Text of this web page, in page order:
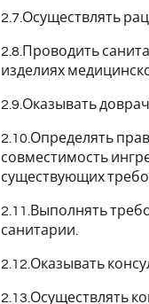
2.7.Осуществлять
2.8.Проводить
изделиях
2.9.Оказывать
2.10.Определять
совместимость
существующих
2.11.Выполнять
санитарии.
2.12.Оказывать
2.13.Осуществлять